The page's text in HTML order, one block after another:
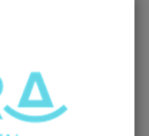
pacientes una
toma de impresiones
y cómoda
oral.